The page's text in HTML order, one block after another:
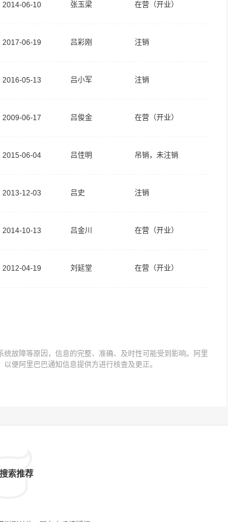
2014-06-10 张玉梁 在营（开业）
2017-06-19 吕彩刚 注销
2016-05-13 吕小军 注销
2009-06-17 吕俊金 在营（开业）
2015-06-04 吕佳明 吊销，未注销
2013-12-03 吕史 注销
2014-10-13 吕金川 在营（开业）
2012-04-19 刘延堂 在营（开业）
故障等原因，信息的完整、准确、及时性可能受到影响。阿里
便阿里巴巴通知信息提供方进行核查及更正。
索推荐